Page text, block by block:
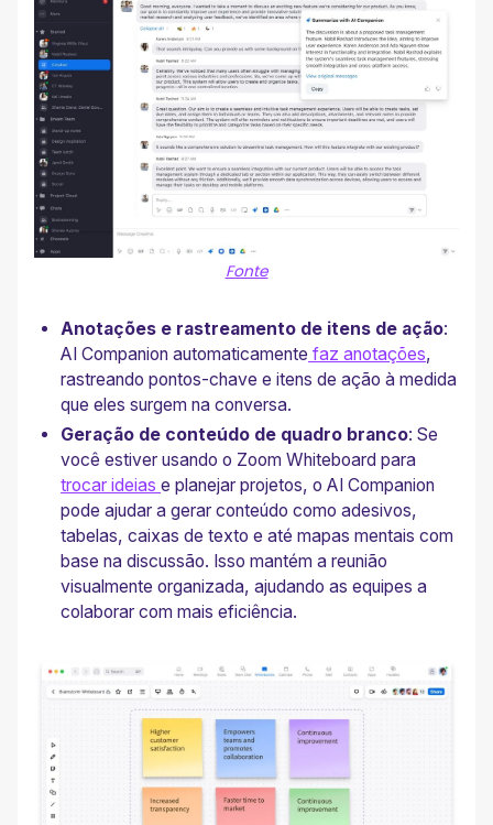
Fonte
Anotações e rastreamento de itens de ação:
AI Companion automaticamente faz anotações,
rastreando pontos-chave e itens de ação à medida
que eles surgem na conversa.
Geração de conteúdo de quadro branco: Se
você estiver usando o Zoom Whiteboard para
trocar ideiase planejar projetos, o AI Companion
pode ajudar a gerar conteúdo como adesivos,
tabelas, caixas de texto e até mapas mentais com
base na discussão. Isso mantém a reunião
visualmente organizada, ajudando as equipes a
colaborar com mais eficiência.